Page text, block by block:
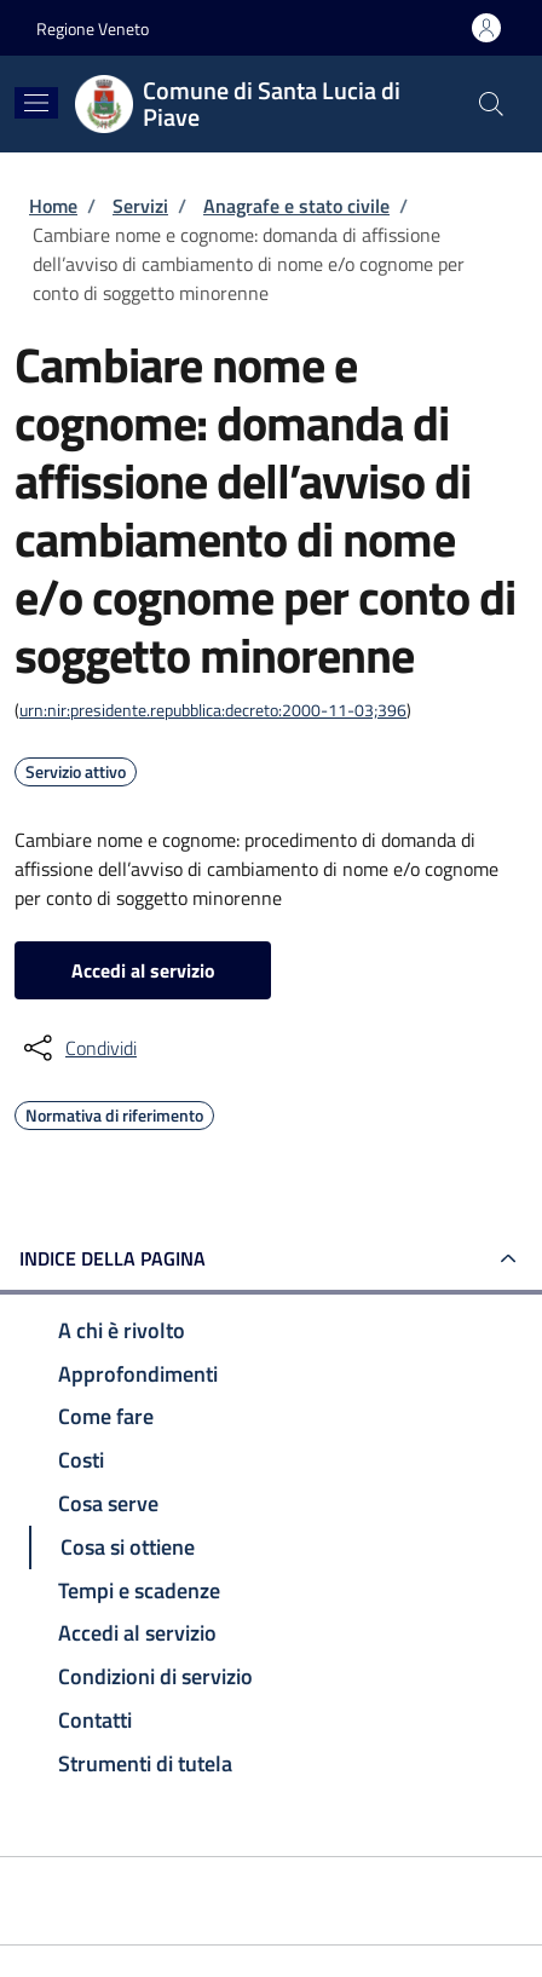
Regione Veneto
Comune di Santa Lucia di
Piave
Briciole di pane
Home / Servizi / Anagrafe e stato civile /
Cambiare nome e cognome: domanda di affissione
dell’avviso di cambiamento di nome e/o cognome per
conto di soggetto minorenne
Cambiare nome e
cognome: domanda di
affissione dell’avviso di
cambiamento di nome
e/o cognome per conto di
soggetto minorenne
(urn:nir:presidente.repubblica:decreto:2000-11-03;396)
Servizio attivo
Cambiare nome e cognome: procedimento di domanda di
affissione dell’avviso di cambiamento di nome e/o cognome
per conto di soggetto minorenne
Accedi al servizio
Condividi
Normativa di riferimento
INDICE DELLA PAGINA
A chi è rivolto
Approfondimenti
Come fare
Costi
Cosa serve
Cosa si ottiene
Tempi e scadenze
Accedi al servizio
Condizioni di servizio
Contatti
Strumenti di tutela